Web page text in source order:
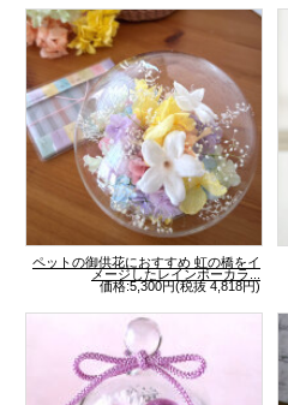
ペットの御供花におすすめ 虹の橋をイ
メージしたレインボーカラ...
価格:5,300円(税抜 4,818円)